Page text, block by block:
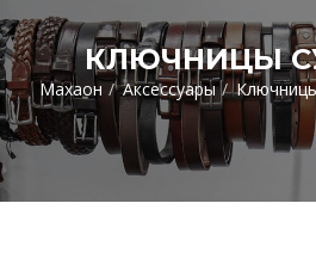
КЛЮЧНИЦЫ
Махаон Аксессуары